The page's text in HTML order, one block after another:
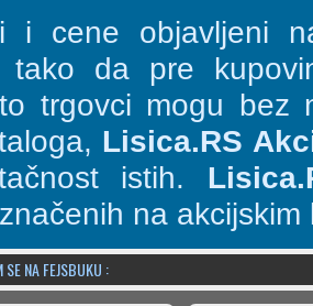
i cene objavljeni
tako da pre
trgovci mogu bez
Lisica.RS
istih.
na akcijskim
NA FEJSBUKU :